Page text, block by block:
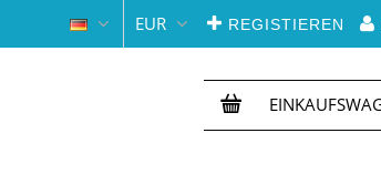
REGISTIEREN
EUR